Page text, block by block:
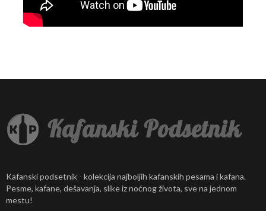
Kafanski podsetnik - kolekcija najboljih kafanskih pesama i kafana.
Pesme, kafane, dešavanja, slike iz noćnog života, sve na jednom
mestu!